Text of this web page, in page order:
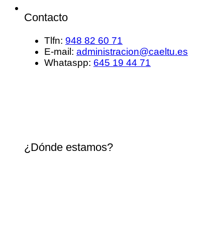
Contacto
Tlfn: 948 82 60 71
E-mail: administracion@caeltu.es
Whataspp: 645 19 44 71
¿Dónde estamos?